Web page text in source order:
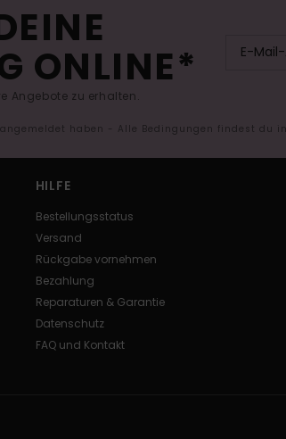
ONLINE*
Angebote zu erhalten.
haben - Alle Bedingungen findest du
HILFE
Bestellungsstatus
Versand
Rückgabe vornehmen
Bezahlung
Reparaturen & Garantie
Datenschutz
FAQ und Kontakt